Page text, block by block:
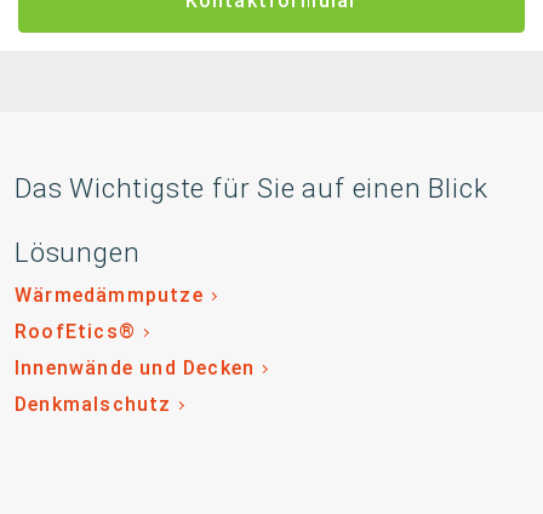
Das Wichtigste für Sie auf einen Blick
Lösungen
Wärmedämmputze
RoofEtics®
Innenwände und Decken
Denkmalschutz